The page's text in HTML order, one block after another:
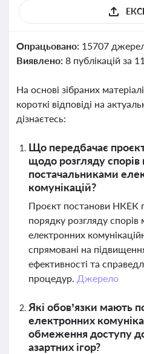
Опрацьовано: 15707
Виявлено: 8 публікацій за
На основі зібраних
короткі відповіді на
дізнаєтесь:
Що передбачає
щодо розгляду спорів
постачальниками
комунікацій?
Проєкт постанови НКЕК
порядку розгляду
електронних
спрямовані на
ефективності та
процедур. Джерело
Які обов’язки мають
електронних
обмеження доступу
азартних ігор?